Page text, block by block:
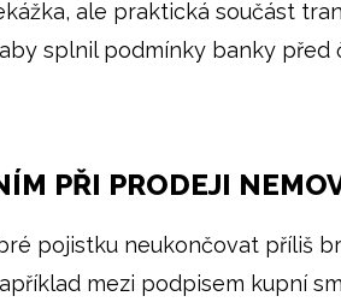
ale praktická součást
splnil podmínky banky
PŘI PRODEJI
pojistku neukončovat příliš
mezi podpisem kupní